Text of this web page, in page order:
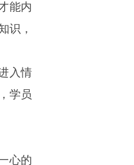
能内
识，
入情
学员
心的